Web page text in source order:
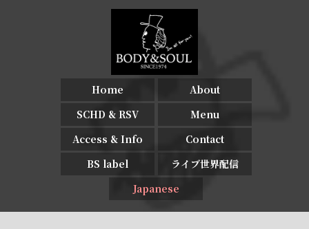
Home
About
SCHD & RSV
Menu
Access & Info
Contact
BS label
ライブ世界配信
Japanese